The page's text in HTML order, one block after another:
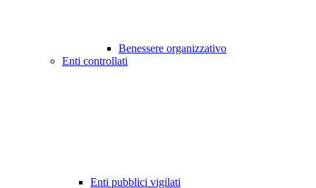
Benessere organizzativo
Enti controllati
Enti pubblici vigilati